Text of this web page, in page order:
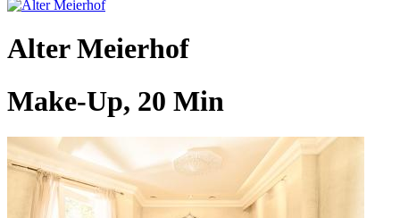
Alter Meierhof
Make-Up, 20 Min